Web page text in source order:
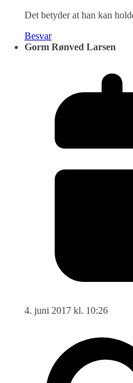
Det betyder at han kan
Besvar
Gorm Rønved Larsen
4. juni 2017 kl. 10:26